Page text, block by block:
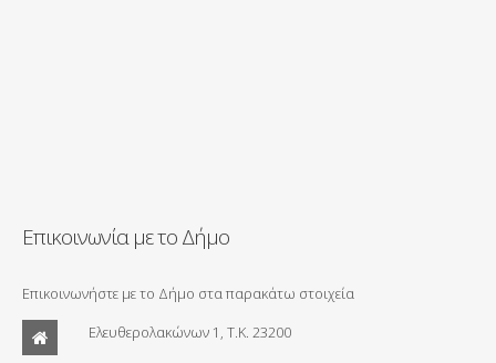
Επικοινωνία με το Δήμο
Επικοινωνήστε με το Δήμο στα παρακάτω στοιχεία
Ελευθερολακώνων 1, Τ.Κ. 23200